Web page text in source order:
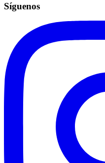
Síguenos